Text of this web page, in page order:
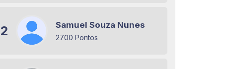
2 Samuel Souza Nunes
2700 Pontos